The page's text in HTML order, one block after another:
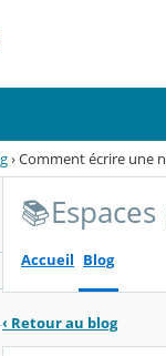
›Comment écrire une
Accueil Blog
‹ Retour au blog